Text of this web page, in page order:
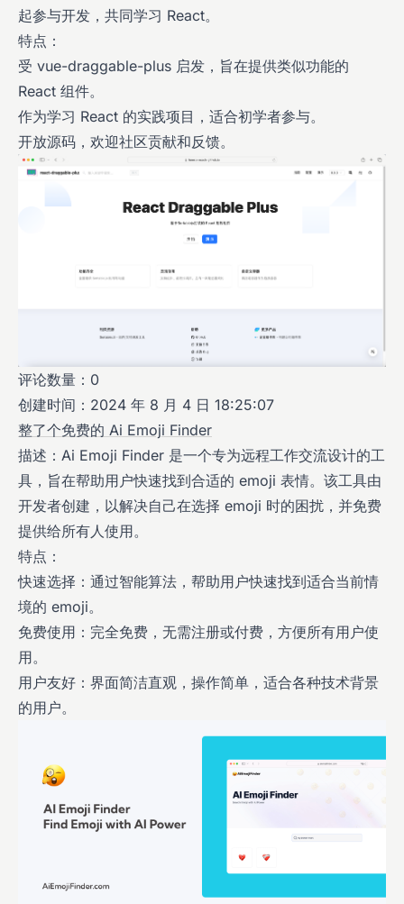
起参与开发，共同学习 React。
特点：
受 vue-draggable-plus 启发，旨在提供类似功能的
React 组件。
作为学习 React 的实践项目，适合初学者参与。
开放源码，欢迎社区贡献和反馈。
评论数量：0
创建时间：2024 年 8 月 4 日 18:25:07
整了个免费的 Ai Emoji Finder
描述：Ai Emoji Finder 是一个专为远程工作交流设计的工
具，旨在帮助用户快速找到合适的 emoji 表情。该工具由
开发者创建，以解决自己在选择 emoji 时的困扰，并免费
提供给所有人使用。
特点：
快速选择：通过智能算法，帮助用户快速找到适合当前情
境的 emoji。
免费使用：完全免费，无需注册或付费，方便所有用户使
用。
用户友好：界面简洁直观，操作简单，适合各种技术背景
的用户。